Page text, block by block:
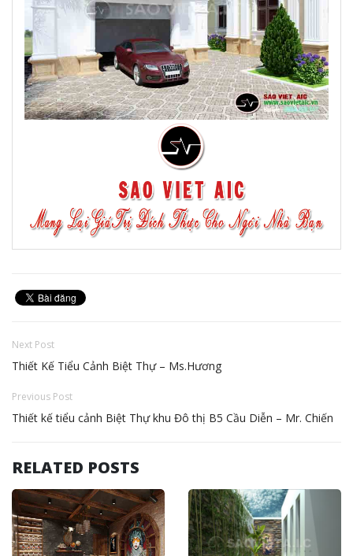
Next Post
Thiết Kế Tiểu Cảnh Biệt Thự – Ms.Hương
Previous Post
Thiết kế tiểu cảnh Biệt Thự khu Đô thị B5 Cầu Diễn – Mr. Chiến
RELATED POSTS